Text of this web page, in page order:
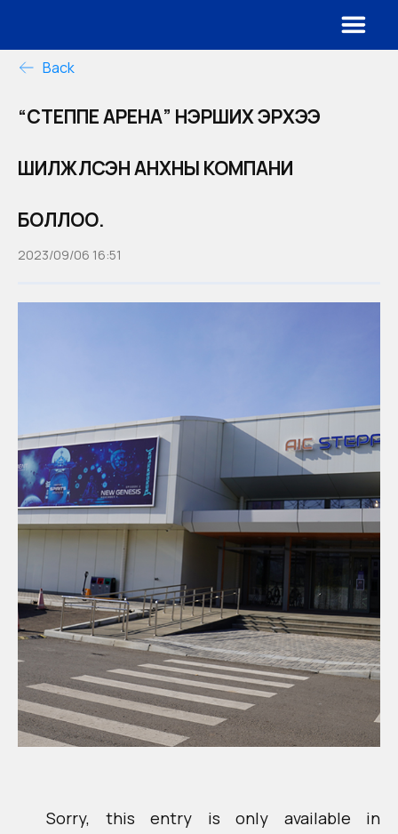
Back
“СТЕППЕ АРЕНА” НЭРШИХ ЭРХЭЭ
ШИЛЖҮҮЛСЭН АНХНЫ КОМПАНИ
БОЛЛОО.
2023/09/06 16:51
Sorry, this entry is only available in